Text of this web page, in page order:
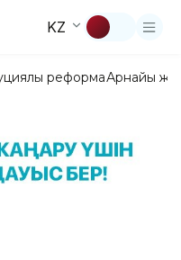
KZ
реформаАрнайы